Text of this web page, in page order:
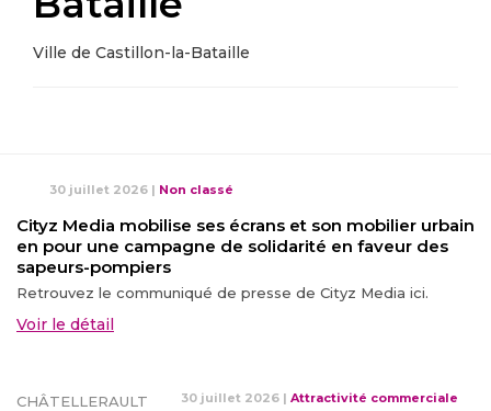
Ville de Castillon-la-Bataille
30 juillet 2026 | Non classé
Cityz Media mobilise ses écrans et son mobilier urbain
en pour une campagne de solidarité en faveur des
sapeurs-pompiers
Retrouvez le communiqué de presse de Cityz Media ici.
Voir le détail
CHÂTELLERAULT 30 juillet 2026 | Attractivité commerciale